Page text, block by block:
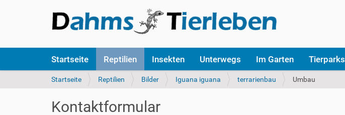
k
Startseite Reptilien Insekten Unterwegs Im Garten
S
s
Startseite Reptilien Bilder Iguana iguana terrarienbau Umbau
Kontaktformular